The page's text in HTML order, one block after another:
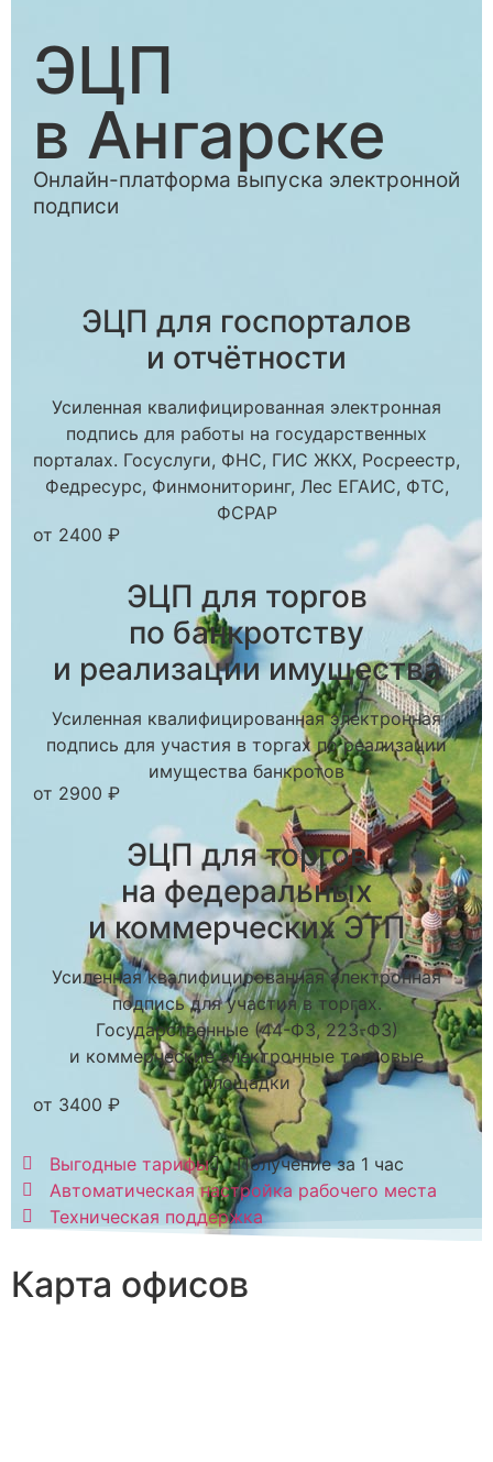
ЭЦП
в Ангарске
Онлайн-платформа выпуска электронной
подписи
ЭЦП для госпорталов
и отчётности
Усиленная квалифицированная электронная
подпись для работы на государственных
порталах. Госуслуги, ФНС, ГИС ЖКХ, Росреестр,
Федресурс, Финмониторинг, Лес ЕГАИС, ФТС,
ФСРАР
от 2400 ₽
ЭЦП для торгов
по банкротству
и реализации имущества
Усиленная квалифицированная электронная
подпись для участия в торгах по реализации
имущества банкротов
от 2900 ₽
ЭЦП для торгов
на федеральных
и коммерческих ЭТП
Усиленная квалифицированная электронная
подпись для участия в торгах.
Государственные (44-ФЗ, 223-ФЗ)
и коммерческие электронные торговые
площадки
от 3400 ₽
Выгодные тарифы
Получение за 1 час
Автоматическая настройка рабочего места
Техническая поддержка
Карта офисов